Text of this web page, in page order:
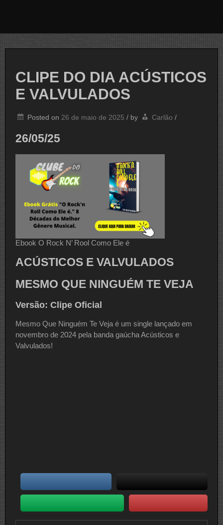
CLIPE DO DIA ACÚSTICOS
E VALVULADOS
Posted on 26 de maio de 2025 / by Carlão /
26/05/25
Ebook O Rock N’ Rool Como Ele é
ACÚSTICOS E VALVULADOS
MESMO QUE NINGUÉM TE VEJA
Versão: Clipe Oficial
Mesmo Que Ninguém Te Veja é um single lançado em
novembro de 2024 pela banda gaúcha Acústicos e
Valvulados!